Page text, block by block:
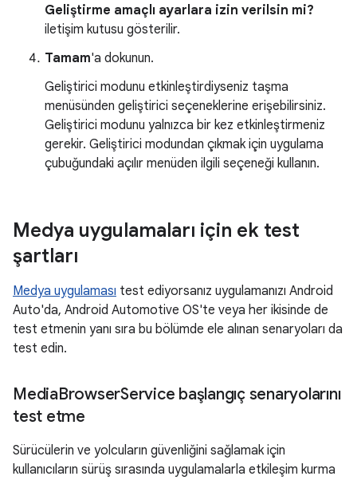
Geliştirme amaçlı ayarlara izin verilsin mi?
iletişim kutusu gösterilir.
Tamam'a dokunun.
Geliştirici modunu etkinleştirdiyseniz taşma
menüsünden geliştirici seçeneklerine erişebilirsiniz.
Geliştirici modunu yalnızca bir kez etkinleştirmeniz
gerekir. Geliştirici modundan çıkmak için uygulama
çubuğundaki açılır menüden ilgili seçeneği kullanın.
Medya uygulamaları için ek test
şartları
Medya uygulaması test ediyorsanız uygulamanızı Android
Auto'da, Android Automotive OS'te veya her ikisinde de
test etmenin yanı sıra bu bölümde ele alınan senaryoları da
test edin.
MediaBrowserService başlangıç senaryolarını
test etme
Sürücülerin ve yolcuların güvenliğini sağlamak için
kullanıcıların sürüş sırasında uygulamalarla etkileşim kurma